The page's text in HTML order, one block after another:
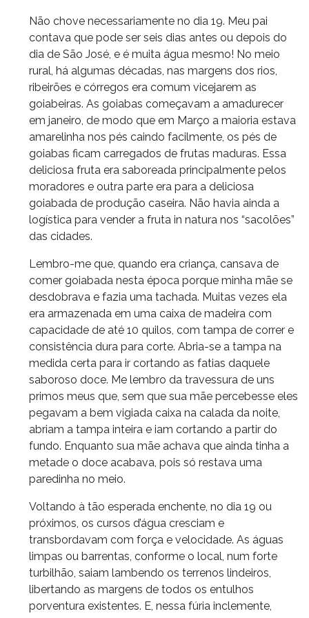
Não chove necessariamente no dia 19. Meu pai
contava que pode ser seis dias antes ou depois do
dia de São José, e é muita água mesmo! No meio
rural, há algumas décadas, nas margens dos rios,
ribeirões e córregos era comum vicejarem as
goiabeiras. As goiabas começavam a amadurecer
em janeiro, de modo que em Março a maioria estava
amarelinha nos pés caindo facilmente, os pés de
goiabas ficam carregados de frutas maduras. Essa
deliciosa fruta era saboreada principalmente pelos
moradores e outra parte era para a deliciosa
goiabada de produção caseira. Não havia ainda a
logística para vender a fruta in natura nos “sacolões”
das cidades.
Lembro-me que, quando era criança, cansava de
comer goiabada nesta época porque minha mãe se
desdobrava e fazia uma tachada. Muitas vezes ela
era armazenada em uma caixa de madeira com
capacidade de até 10 quilos, com tampa de correr e
consistência dura para corte. Abria-se a tampa na
medida certa para ir cortando as fatias daquele
saboroso doce. Me lembro da travessura de uns
primos meus que, sem que sua mãe percebesse eles
pegavam a bem vigiada caixa na calada da noite,
abriam a tampa inteira e iam cortando a partir do
fundo. Enquanto sua mãe achava que ainda tinha a
metade o doce acabava, pois só restava uma
paredinha no meio.
Voltando à tão esperada enchente, no dia 19 ou
próximos, os cursos d’água cresciam e
transbordavam com força e velocidade. As águas
limpas ou barrentas, conforme o local, num forte
turbilhão, saiam lambendo os terrenos lindeiros,
libertando as margens de todos os entulhos
porventura existentes. E, nessa fúria inclemente,